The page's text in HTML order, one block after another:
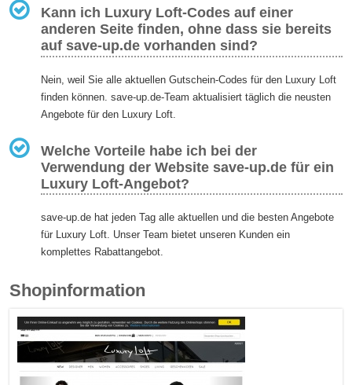
Kann ich Luxury Loft-Codes auf einer
anderen Seite finden, ohne dass sie bereits
auf save-up.de vorhanden sind?
Nein, weil Sie alle aktuellen Gutschein-Codes für den Luxury Loft
finden können. save-up.de-Team aktualisiert täglich die neusten
Angebote für den Luxury Loft.
Welche Vorteile habe ich bei der
Verwendung der Website save-up.de für ein
Luxury Loft-Angebot?
save-up.de hat jeden Tag alle aktuellen und die besten Angebote
für Luxury Loft. Unser Team bietet unseren Kunden ein
komplettes Rabattangebot.
Shopinformation